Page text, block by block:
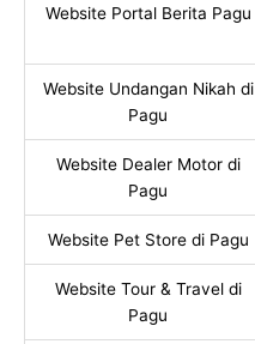
Website Portal Berita Pagu
Website Undangan Nikah di
Pagu
Website Dealer Motor di
Pagu
Website Pet Store di Pagu
Website Tour & Travel di
Pagu